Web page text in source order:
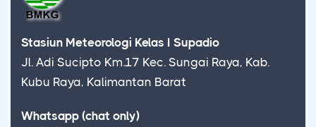
Stasiun Meteorologi Kelas I Supadio
Jl. Adi Sucipto Km.17 Kec. Sungai Raya, Kab.
Kubu Raya, Kalimantan Barat
Whatsapp (chat only)